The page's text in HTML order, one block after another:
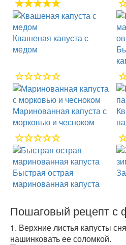
Квашеная капуста с
медом
Маринованная капуста с
морковью и чесноком
Быстрая острая
маринованная капуста
Пошаговый рецепт с
1. Верхние листья капусты
нашинковать ее соломкой.